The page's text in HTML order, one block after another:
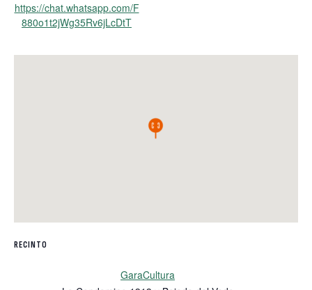
https://chat.whatsapp.com/F
880o1t2jWg35Rv6jLcDtT
RECINTO
GaraCultura